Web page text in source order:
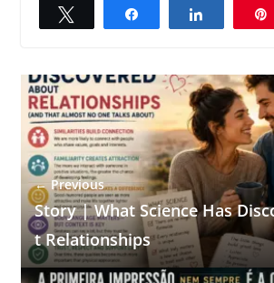
Compartilhar
← Previous
Story | What Science Has
t Relationships